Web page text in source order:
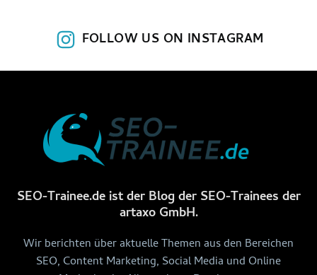
FOLLOW US ON INSTAGRAM
SEO-Trainee.de ist der Blog der SEO-Trainees der
artaxo GmbH.
Wir berichten über aktuelle Themen aus den Bereichen
SEO, Content Marketing, Social Media und Online